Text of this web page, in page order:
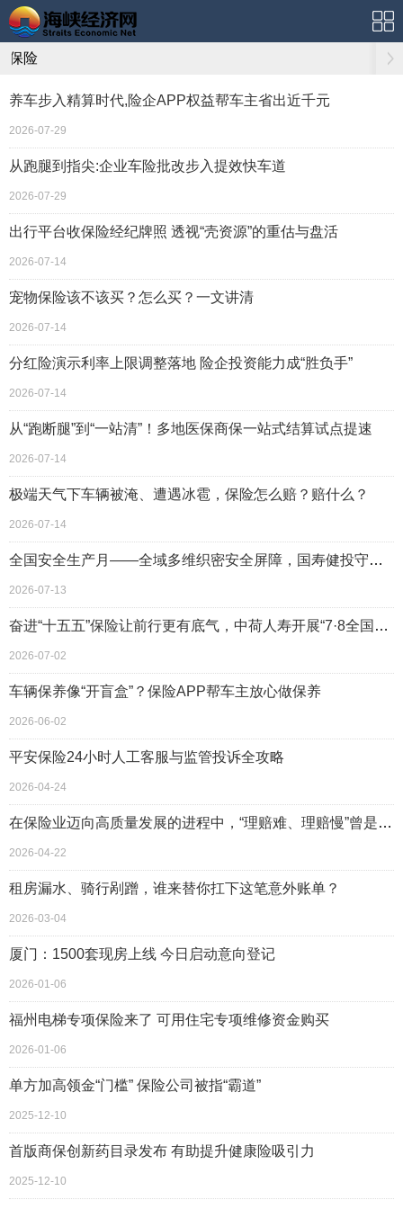
保险
养车步入精算时代,险企APP权益帮车主省出近千元
2026-07-29
从跑腿到指尖:企业车险批改步入提效快车道
2026-07-29
出行平台收保险经纪牌照 透视“壳资源”的重估与盘活
2026-07-14
宠物保险该不该买？怎么买？一文讲清
2026-07-14
分红险演示利率上限调整落地 险企投资能力成“胜负手”
2026-07-14
从“跑断腿”到“一站清”！多地医保商保一站式结算试点提速
2026-07-14
极端天气下车辆被淹、遭遇冰雹，保险怎么赔？赔什么？
2026-07-14
全国安全生产月——全域多维织密安全屏障，国寿健投守护长者安康晚年
2026-07-13
奋进“十五五”保险让前行更有底气，中荷人寿开展“7·8全国保险公众宣传日”活动
2026-07-02
车辆保养像“开盲盒”？保险APP帮车主放心做保养
2026-06-02
平安保险24小时人工客服与监管投诉全攻略
2026-04-24
在保险业迈向高质量发展的进程中，“理赔难、理赔慢”曾是困扰消费者的痛点，也是衡量保险服务温度的试金石
2026-04-22
租房漏水、骑行剐蹭，谁来替你扛下这笔意外账单？
2026-03-04
厦门：1500套现房上线 今日启动意向登记
2026-01-06
福州电梯专项保险来了 可用住宅专项维修资金购买
2026-01-06
单方加高领金“门槛” 保险公司被指“霸道”
2025-12-10
首版商保创新药目录发布 有助提升健康险吸引力
2025-12-10